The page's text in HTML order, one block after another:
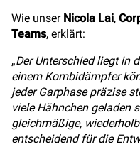
Wie unser Nicola Lai,
Teams, erklärt:
„Der Unterschied liegt in
einem Kombidämpfer
jeder Garphase präzise
viele Hähnchen geladen
gleichmäßige,
entscheidend für die